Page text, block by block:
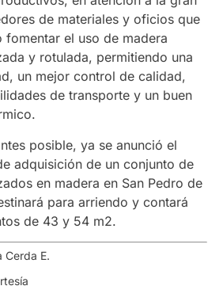
de materiales y oficios que
fomentar el uso de madera
y rotulada, permitiendo una
un mejor control de calidad,
de transporte y un buen
posible, ya se anunció el
adquisición de un conjunto de
en madera en San Pedro de
para arriendo y contará
de 43 y 54 m2.
Cerda E.